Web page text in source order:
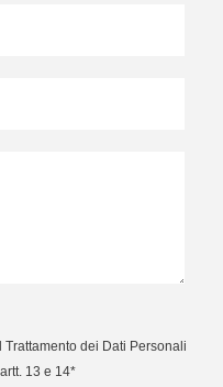
Trattamento dei Dati Personali
13 e 14*